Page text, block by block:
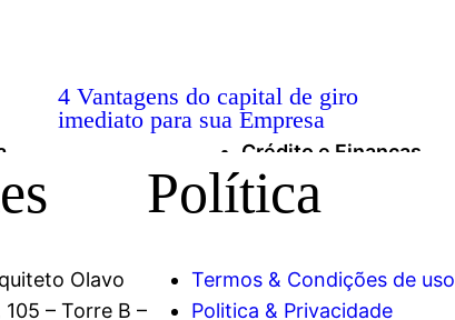
Crédito e Finanças
4 Vantagens do capital de giro
imediato para sua Empresa
Olavo
– Torre B –
Política
Termos & Condições de uso
Politica & Privacidade